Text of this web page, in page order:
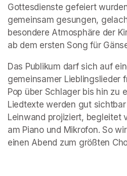
Gottesdienste gefeiert
gemeinsam gesungen,
besondere Atmosphäre der
ab dem ersten Song für
Das Publikum darf sich auf
gemeinsamer Lieblingslieder
Pop über Schlager bis hin zu
Liedtexte werden gut
Leinwand projiziert, begleitet
am Piano und Mikrofon. So
einen Abend zum größten